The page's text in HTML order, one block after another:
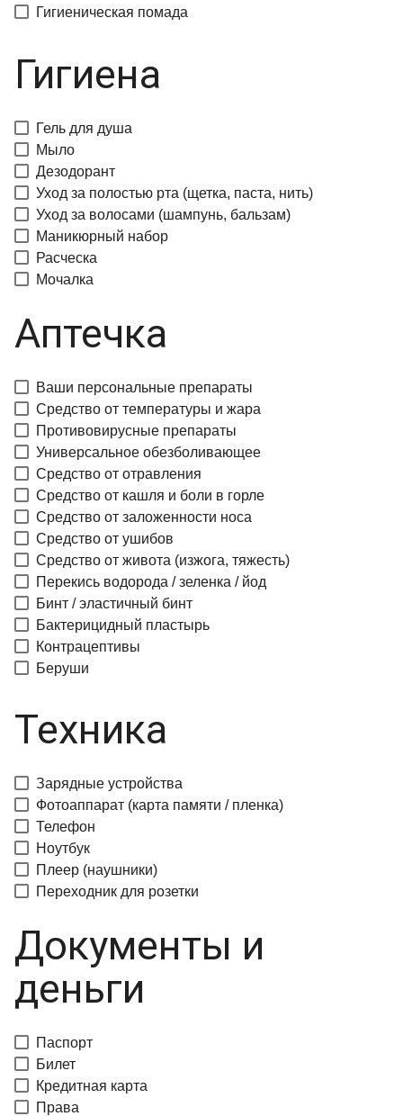
Гигиеническая помада
Гигиена
Гель для душа
Мыло
Дезодорант
Уход за полостью рта (щетка, паста, нить)
Уход за волосами (шампунь, бальзам)
Маникюрный набор
Расческа
Мочалка
Аптечка
Ваши персональные препараты
Средство от температуры и жара
Противовирусные препараты
Универсальное обезболивающее
Средство от отравления
Средство от кашля и боли в горле
Средство от заложенности носа
Средство от ушибов
Средство от живота (изжога, тяжесть)
Перекись водорода / зеленка / йод
Бинт / эластичный бинт
Бактерицидный пластырь
Контрацептивы
Беруши
Техника
Зарядные устройства
Фотоаппарат (карта памяти / пленка)
Телефон
Ноутбук
Плеер (наушники)
Переходник для розетки
Документы и
деньги
Паспорт
Билет
Кредитная карта
Права